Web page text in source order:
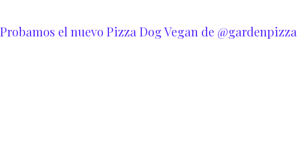
Probamos el nuevo Pizza Dog Vegan de @gardenpizza_